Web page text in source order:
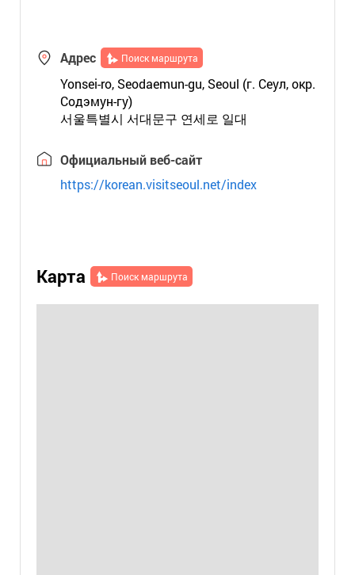
Адрес Поиск маршрута
Yonsei-ro, Seodaemun-gu, Seoul (г. Сеул, окр.
Содэмун-гу)
서울특별시 서대문구 연세로 일대
Официальный веб-сайт
https://korean.visitseoul.net/index
Карта Поиск маршрута